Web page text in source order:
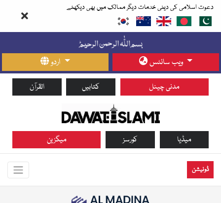
دعوت اسلامی کی دینی خدمات دیگر ممالک میں بھی دیکھئے
اردو ویب سائٹس
القرآن کتابیں مدنی چینل
میگزین کورسز میڈیا
ڈونیشن